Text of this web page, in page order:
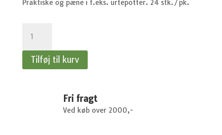
Praktiske og pæne i f.eks. urtepotter. 24 stk./pk.
birk,
Tilføj til kurv
Fri fragt
Ved køb over 2000,-